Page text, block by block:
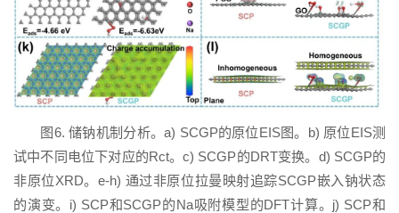
图6. 储钠机制分析。a) SCGP的原位EIS图。b) 原位EIS测
试中不同电位下对应的Rct。c) SCGP的DRT变换。d) SCGP的
非原位XRD。e-h) 通过非原位拉曼映射追踪SCGP嵌入钠状态
的演变。i) SCP和SCGP的Na吸附模型的DFT计算。j) SCP和